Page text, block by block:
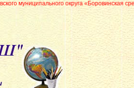
округа «Боровинская средняя